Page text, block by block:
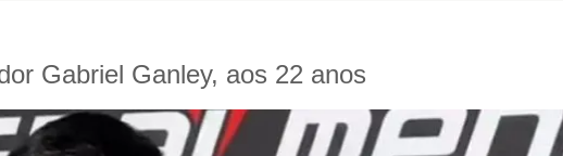
Gabriel Ganley, aos 22 anos